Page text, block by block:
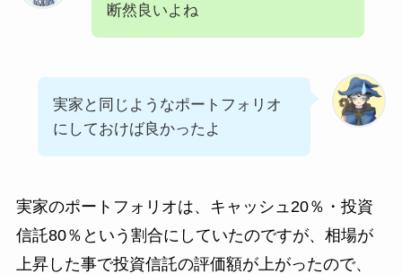
断然良いよね
実家と同じようなポートフォリオ
にしておけば良かったよ
実家のポートフォリオは、キャッシュ20％・投資
信託80％という割合にしていたのですが、相場が
上昇した事で投資信託の評価額が上がったので、